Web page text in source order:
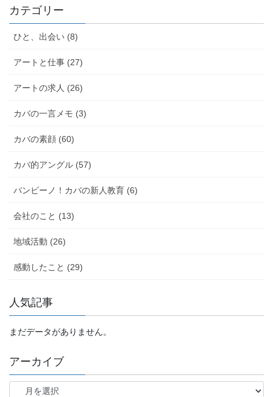
カテゴリー
ひと、出会い (8)
アートと仕事 (27)
アートの求人 (26)
カバの一言メモ (3)
カバの素顔 (60)
カバ的アングル (57)
バンビーノ！カバの新人教育 (6)
会社のこと (13)
地域活動 (26)
感動したこと (29)
人気記事
まだデータがありません。
アーカイブ
ア